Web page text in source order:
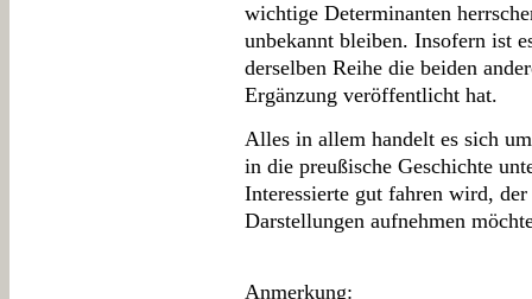
wichtige Determinanten
unbekannt bleiben. Insofern ist
derselben Reihe die beiden
Ergänzung veröffentlicht hat.
Alles in allem handelt es sich
in die preußische Geschichte
Interessierte gut fahren wird,
Darstellungen aufnehmen
Anmerkung: